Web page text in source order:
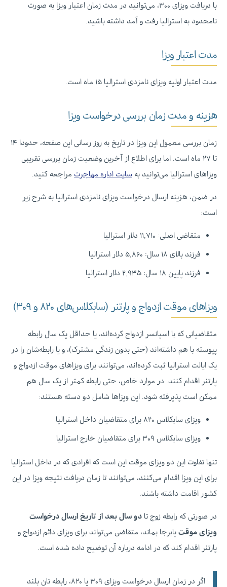
با دریافت ویزای ۳۰۰، می‌توانید در مدت زمان اعتبار ویزا به صورت
نامحدود به استرالیا رفت و آمد داشته باشید.
مدت اعتبار ویزا
مدت اعتبار اولیه ویزای نامزدی استرالیا ۱۵ ماه است.
هزینه و مدت زمان بررسی درخواست ویزا
زمان بررسی معمول این ویزا در تاریخ به روز رسانی این صفحه، حدودا ۱۴
تا ۲۷ ماه است. اما برای اطلاع از آخرین وضعیت زمان بررسی تقریبی
ویزاهای استرالیا می‌توانید به سایت اداره مهاجرت مراجعه کنید.
در ضمن، هزینه ارسال درخواست ویزای نامزدی استرالیا به شرح زیر
است:‌
متقاضی اصلی: ۱۱,۷۱۰ دلار استرالیا
فرزند بالای ۱۸ سال: ۵,۸۶۰ دلار استرالیا
فرزند پایین ۱۸ سال: ۲,۹۳۵ دلار استرالیا
ویزاهای موقت ازدواج و پارتنر (سابکلاس‌های ۸۲۰ و ۳۰۹)
متقاضیانی که با اسپانسر ازدواج کرده‌اند، یا حداقل یک سال رابطه
پیوسته با هم داشته‌اند (حتی بدون زندگی مشترک)، و یا رابطه‌شان را در
یک ایالت استرالیا ثبت کرده‌اند، می‌توانند برای ویزاهای موقت ازدواج و
پارتنر اقدام کنند. در موارد خاص، حتی رابطه کمتر از یک سال هم
ممکن است پذیرفته شود. این ویزاها شامل دو دسته هستند:
ویزای سابکلاس ۸۲۰ برای متقاضیان داخل استرالیا
ویزای سابکلاس ۳۰۹ برای متقاضیان خارج استرالیا
تنها تفاوت این دو ویزای موقت این است که افرادی که در داخل استرالیا
برای این ویزا اقدام می‌کنند،‌ می‌توانند تا زمان دریافت نتیجه ویزا در این
کشور اقامت داشته باشند.
در صورتی که رابطه زوج تا دو سال بعد از تاریخ ارسال درخواست
ویزای موقت پابرجا بماند، متقاضی می‌تواند برای ویزای دائم ازدواج و
پارتنر اقدام کند که در ادامه درباره آن توضیح داده شده است.
اگر در زمان ارسال درخواست ویزای ۳۰۹ یا ۸۲۰، رابطه تان بلند